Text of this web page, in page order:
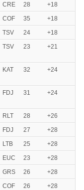
CRE 28
+18
COF 35
+18
TSV 24
+18
TSV 23 +21
KAT 32 +24
FDJ 31 +24
RLT 28
+26
FDJ 27
+28
LTB 25
+28
EUC 23
+28
GRS 26
+28
COF 26
+28